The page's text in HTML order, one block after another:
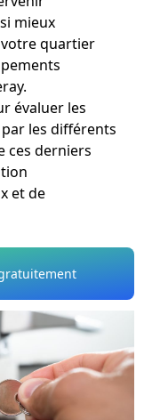
mieux
quartier
évaluer les
les différents
ces derniers
et de